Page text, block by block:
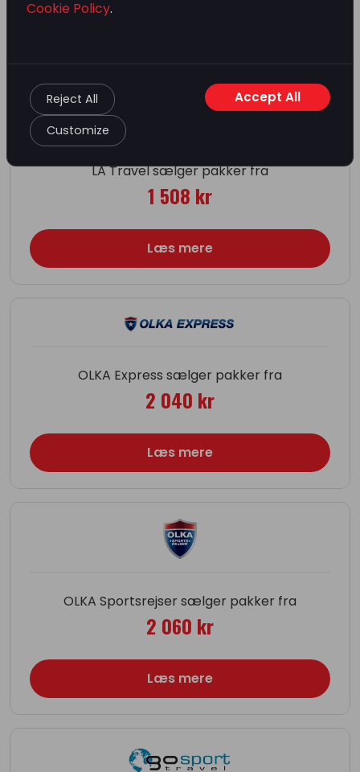
LA Travel sælger pakker fra
1 508 kr
Læs mere
OLKA Express sælger pakker fra
2 040 kr
Læs mere
OLKA Sportsrejser sælger pakker fra
2 060 kr
Læs mere
Cookie Policy.
Reject All
Customize
Accept All